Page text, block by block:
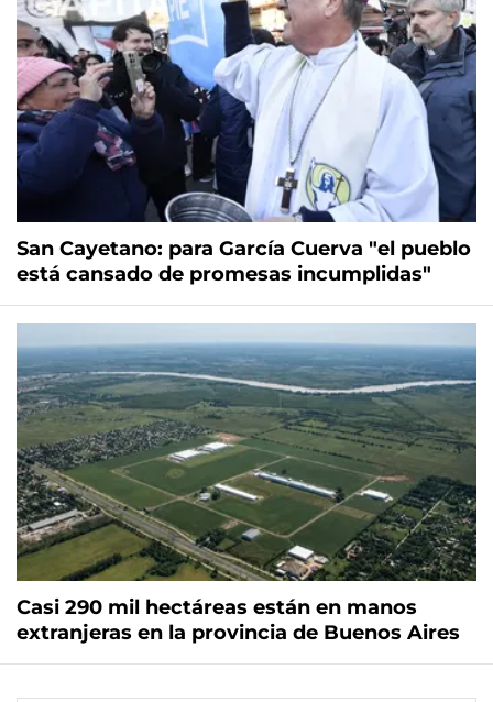
San Cayetano: para García Cuerva "el pueblo
está cansado de promesas incumplidas"
Casi 290 mil hectáreas están en manos
extranjeras en la provincia de Buenos Aires